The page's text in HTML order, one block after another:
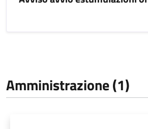
Amministrazione (1)